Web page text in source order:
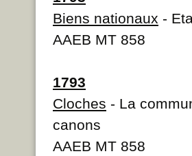
Biens nationaux -
AAEB MT 858
1793
Cloches - La
canons
AAEB MT 858